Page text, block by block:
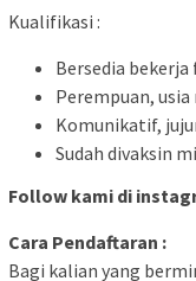
Kualifikasi :
Bersedia
Perempuan,
Komunikatif,
Sudah divaksin
Follow kami di
Cara Pendaftaran :
Bagi kalian yang